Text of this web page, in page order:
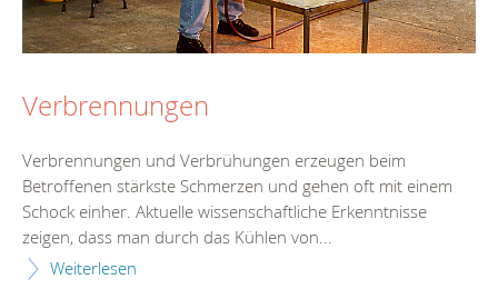
Verbrennungen
Verbrennungen und Verbrühungen erzeugen beim
Betroffenen stärkste Schmerzen und gehen oft mit einem
Schock einher. Aktuelle wissenschaftliche Erkenntnisse
zeigen, dass man durch das Kühlen von...
Weiterlesen